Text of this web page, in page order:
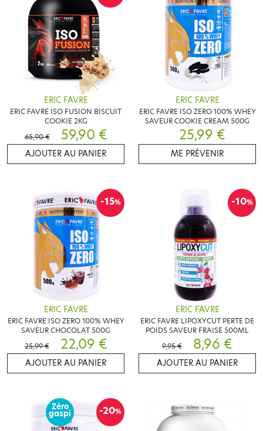
ERIC FAVRE
ERIC FAVRE ISO FUSION BISCUIT
COOKIE 2KG
65,90 €
59,90 €
AJOUTER AU PANIER
ERIC FAVRE
ERIC FAVRE ISO ZERO 100% WHEY
SAVEUR COOKIE CREAM 500G
25,99 €
ME PRÉVENIR
-15%
ERIC FAVRE
ERIC FAVRE ISO ZERO 100% WHEY
SAVEUR CHOCOLAT 500G
25,99 €
22,09 €
AJOUTER AU PANIER
-10%
ERIC FAVRE
ERIC FAVRE LIPOXYCUT PERTE DE
POIDS SAVEUR FRAISE 500ML
9,95 €
8,96 €
AJOUTER AU PANIER
-20%
Zéro
gaspi